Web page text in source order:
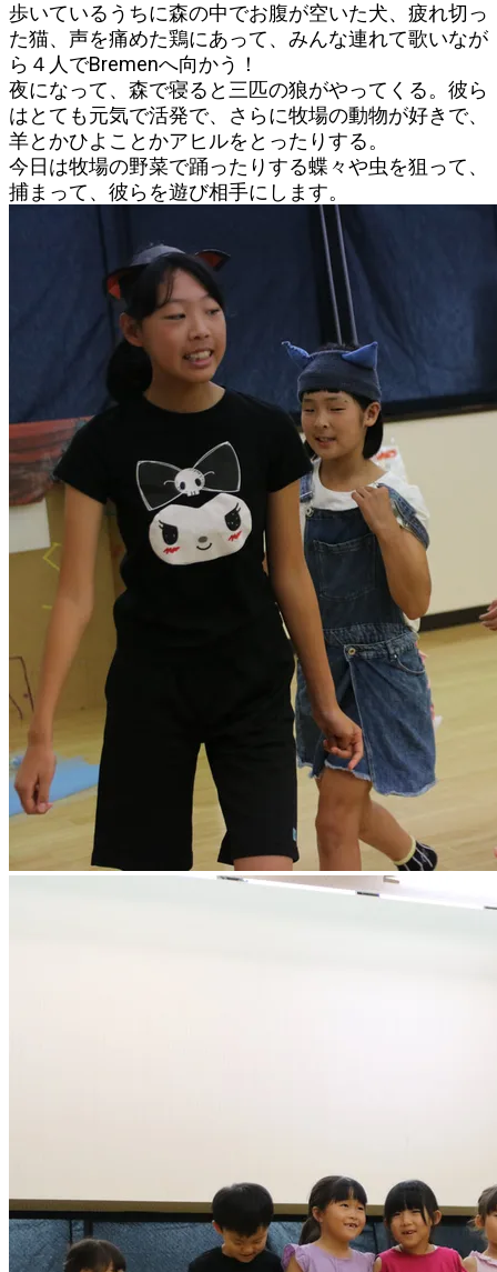
歩いているうちに森の中でお腹が空いた犬、疲れ切っ
た猫、声を痛めた鶏にあって、みんな連れて歌いなが
ら４人でBremenへ向かう！
夜になって、森で寝ると三匹の狼がやってくる。彼ら
はとても元気で活発で、さらに牧場の動物が好きで、
羊とかひよことかアヒルをとったりする。
今日は牧場の野菜で踊ったりする蝶々や虫を狙って、
捕まって、彼らを遊び相手にします。